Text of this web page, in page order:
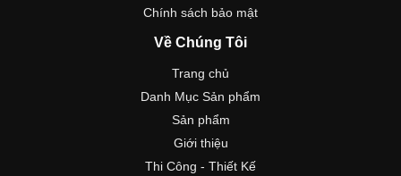
Chính sách bảo mật
Về Chúng Tôi
Trang chủ
Danh Mục Sản phẩm
Sản phẩm
Giới thiệu
Thi Công - Thiết Kế